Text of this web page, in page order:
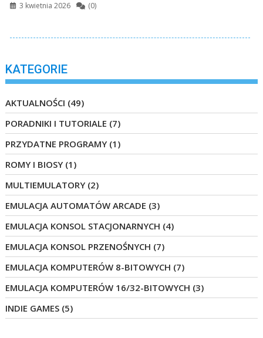
3 kwietnia 2026 (0)
KATEGORIE
AKTUALNOŚCI (49)
PORADNIKI I TUTORIALE (7)
PRZYDATNE PROGRAMY (1)
ROMY I BIOSY (1)
MULTIEMULATORY (2)
EMULACJA AUTOMATÓW ARCADE (3)
EMULACJA KONSOL STACJONARNYCH (4)
EMULACJA KONSOL PRZENOŚNYCH (7)
EMULACJA KOMPUTERÓW 8-BITOWYCH (7)
EMULACJA KOMPUTERÓW 16/32-BITOWYCH (3)
INDIE GAMES (5)